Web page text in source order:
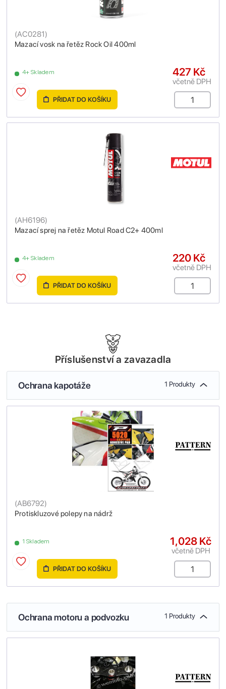
Mazací vosk na řetěz Rock Oil 400ml
(AC0281)
4+ Skladem 427 Kč
včetně DPH
PŘIDAT DO KOŠÍKU
Mazací sprej na řetěz Motul Road C2+ 400ml
(AH6196)
4+ Skladem 220 Kč
včetně DPH
PŘIDAT DO KOŠÍKU
Příslušenství a zavazadla
Ochrana kapotáže 1 Produkty
Protiskluzové polepy na nádrž
(AB6792)
1 Skladem 1,028 Kč
včetně DPH
PŘIDAT DO KOŠÍKU
Ochrana motoru a podvozku 1 Produkty